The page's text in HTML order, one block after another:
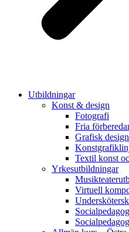
Utbildningar
Konst & design
Fotografi
Fria
Grafisk design
Textil konst
Yrkesutbildningar
Virtuell